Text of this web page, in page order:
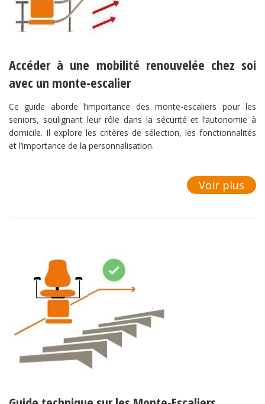
Accéder à une mobilité renouvelée chez soi
avec un monte-escalier
Ce guide aborde l’importance des monte-escaliers pour les
seniors, soulignant leur rôle dans la sécurité et l’autonomie à
domicile. Il explore les critères de sélection, les fonctionnalités
et l’importance de la personnalisation.
Voir plus